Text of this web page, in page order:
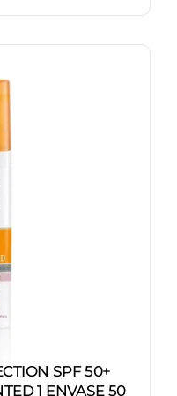
precio
precio
SPF 50+
1 ENVASE 50